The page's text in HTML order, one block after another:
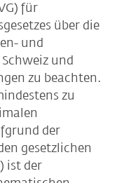
für
über die
und
und
zu beachten.
zu
der
gesetzlichen
ist der